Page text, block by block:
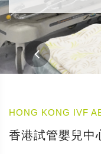
HONG KONG IVF
香港試管嬰兒中